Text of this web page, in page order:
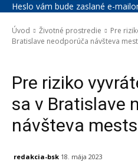
Heslo vám bude zaslané e-
Úvod Životné prostredie
Pre
Bratislave neodporúča návšteva
Pre riziko
sa v Bratislave
návšteva
redakcia-bsk 18. mája 2023